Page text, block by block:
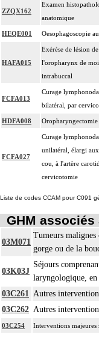
ZZQX162
Examen
anatomique
HEQE001 Oesophagoscopie
HAFA015
Exérèse de lésion
l'oropharynx de
intrabuccal
FCFA013
Curage
bilatéral, par
HDFA008
FCFA027
Curage
unilatéral, élargi
cou, à l'artère
cervicotomie
Liste de codes CCAM pour C091
GHM associés
03M071
Tumeurs malignes
gorge ou de la
03K03J
Séjours
laryngologique,
03C261 Autres
03C262 Autres
03C254 Interventions majeures